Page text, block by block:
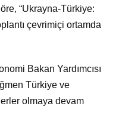
“Ukrayna-Türkiye:
çevrimiçi ortamda
Bakan Yardımcısı
Türkiye ve
olmaya devam